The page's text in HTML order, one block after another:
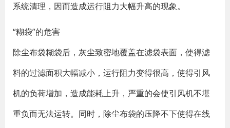
系统清理，因而造成运行阻力大幅升高的现象。
“糊袋”的危害
除尘布袋糊袋后，灰尘致密地覆盖在滤袋表面，使得滤
料的过滤面积大幅减小，运行阻力变得很高，使得引风
机的负荷增加，造成能耗上升，严重的会使引风机不堪
重负而无法运转。同时，除尘布袋的压降不下使得在线